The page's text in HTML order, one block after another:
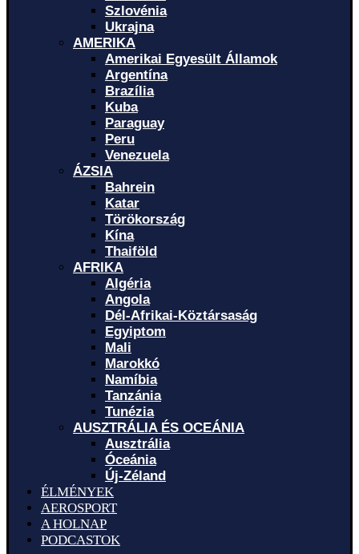
Szlovénia
Ukrajna
AMERIKA
Amerikai Egyesült Államok
Argentína
Brazília
Kuba
Paraguay
Peru
Venezuela
ÁZSIA
Bahrein
Katar
Törökország
Kína
Thaiföld
AFRIKA
Algéria
Angola
Dél-Afrikai-Köztársaság
Egyiptom
Mali
Marokkó
Namíbia
Tanzánia
Tunézia
AUSZTRÁLIA ÉS OCEÁNIA
Ausztrália
Óceánia
Új-Zéland
ÉLMÉNYEK
AEROSPORT
A HOLNAP
PODCASTOK